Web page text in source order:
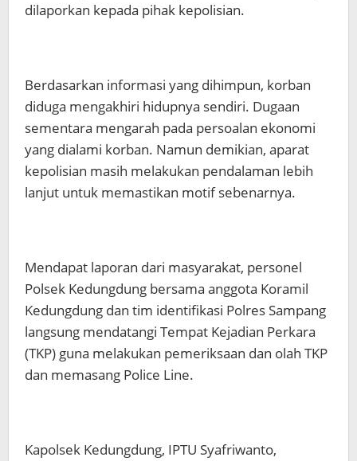
dilaporkan kepada pihak kepolisian.
Berdasarkan informasi yang dihimpun, korban
diduga mengakhiri hidupnya sendiri. Dugaan
sementara mengarah pada persoalan ekonomi
yang dialami korban. Namun demikian, aparat
kepolisian masih melakukan pendalaman lebih
lanjut untuk memastikan motif sebenarnya.
Mendapat laporan dari masyarakat, personel
Polsek Kedungdung bersama anggota Koramil
Kedungdung dan tim identifikasi Polres Sampang
langsung mendatangi Tempat Kejadian Perkara
(TKP) guna melakukan pemeriksaan dan olah TKP
dan memasang Police Line.
Kapolsek Kedungdung, IPTU Syafriwanto,